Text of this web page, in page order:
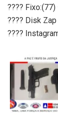
????
???? Disk
????